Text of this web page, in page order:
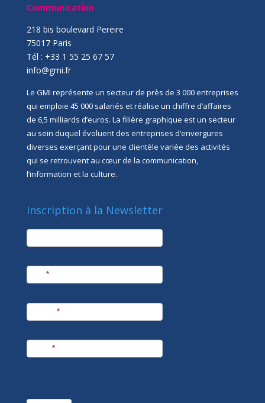
Communication
218 bis boulevard Pereire
75017 Paris
Tél : +33 1 55 25 67 57
info@gmi.fr
Le GMI représente un secteur de près de 3 000 entreprises
qui emploie 45 000 salariés et réalise un chiffre d’affaires
de 6,5 milliards d’euros. La filière graphique est un secteur
au sein duquel évoluent des entreprises d’envergures
diverses exerçant pour une clientèle variée des activités
qui se retrouvent au cœur de la communication,
l’information et la culture.
Inscription à la Newsletter
newsletter
*
*
*